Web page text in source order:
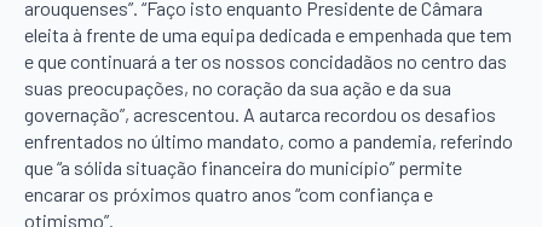
arouquenses”. “Faço isto enquanto Presidente de Câmara
eleita à frente de uma equipa dedicada e empenhada que tem
e que continuará a ter os nossos concidadãos no centro das
suas preocupações, no coração da sua ação e da sua
governação”, acrescentou. A autarca recordou os desafios
enfrentados no último mandato, como a pandemia, referindo
que “a sólida situação financeira do município” permite
encarar os próximos quatro anos “com confiança e
otimismo”.